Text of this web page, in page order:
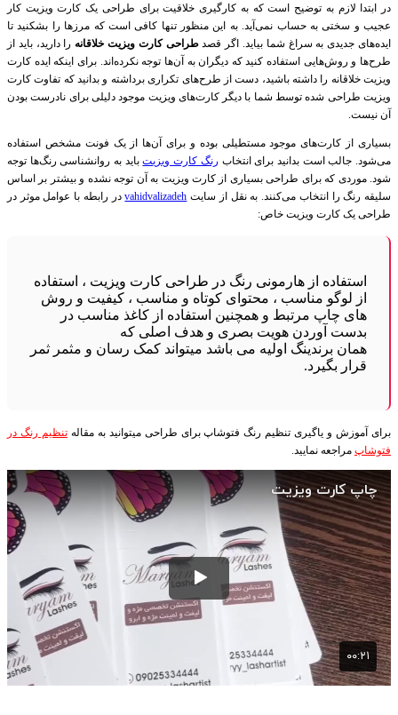
در ابتدا لازم به توضیح است که به کار‌گیری خلاقیت برای طراحی یک کارت ویزیت کار
عجیب و سختی به حساب نمی‌آید. به این منظور تنها کافی است که مرز‌ها را بشکنید تا
ایده‌های جدیدی به سراغ شما بیاید. اگر قصدطراحی کارت ویزیت خلاقانه را دارید، باید از
طرح‌ها و روش‌هایی استفاده کنید که دیگران به آن‌ها توجه نکرده‌اند. برای اینکه ایده کارت
ویزیت خلاقانه را داشته باشید، دست از طرح‌های تکراری برداشته و بدانید که تفاوت کارت
ویزیت طراحی شده توسط شما با دیگر کارت‌های ویزیت موجود دلیلی برای نادرست بودن
آن نیست.
بسیاری از کارت‌های موجود مستطیلی بوده و برای آن‌ها از یک فونت مشخص استفاده
می‌شود. جالب است بدانید برای انتخاب رنگ کارت ویزیتباید به روانشناسی رنگ‌ها توجه
شود. موردی که برای طراحی بسیاری از کارت ویزیت به آن توجه نشده و بیشتر بر اساس
سلیقه رنگ را انتخاب می‌کنند. به نقل از سایت vahidvalizadehدر رابطه با عوامل موثر در
طراحی یک کارت ویزیت خاص:
استفاده از هارمونی رنگ در طراحی کارت ویزیت ، استفاده
از لوگو مناسب ، محتوای کوتاه و مناسب ، کیفیت و روش
های چاپ مرتبط و همچنین استفاده از کاغذ مناسب در
بدست آوردن هویت بصری و هدف اصلی که
همان برندینگ اولیه می باشد میتواند کمک رسان و مثمر ثمر
قرار بگیرد.
برای آموزش و یاگیری تنظیم رنگ فتوشاپ برای طراحی میتوانید به مقالهتنظیم رنگ در
فتوشاپ مراجعه نمایید.